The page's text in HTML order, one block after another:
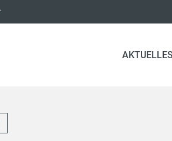
AKTUELLES